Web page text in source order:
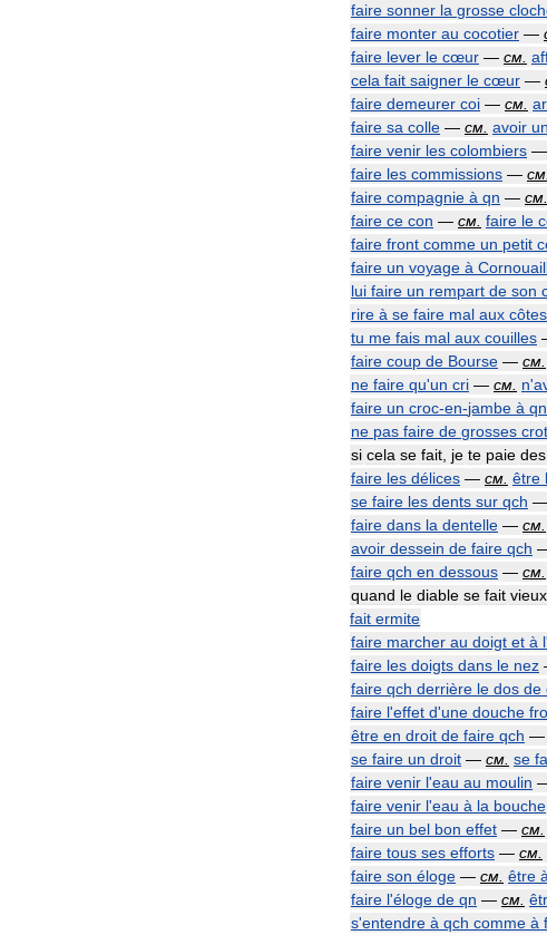
faire sonner la grosse
faire monter au cocotier —
faire lever le cœur — см
cela fait saigner le cœur —
faire demeurer coi — см
faire sa colle — см avoir
faire venir les colombiers —
faire les commissions — см
faire compagnie à qn — см
faire ce con — см faire le
faire front comme un petit
faire un voyage à
lui faire un rempart de son
rire à se faire mal aux côtes
tu me fais mal aux couilles
faire coup de Bourse — см
ne faire qu'un cri — см n'
faire un croc-en-jambe à qn
ne pas faire de grosses
si cela se fait je te paie des
faire les délices — см être
se faire les dents sur qch —
faire dans la dentelle — см
avoir dessein de faire qch
faire qch en dessous — см
quand le diable se fait vieux
fait ermite
faire marcher au doigt et à l'
faire les doigts dans le nez
faire qch derrière le dos de
faire l'effet d'une douche
être en droit de faire qch —
se faire un droit — см se
faire venir l'eau au moulin
faire venir l'eau à la bouche
faire un bel bon effet — см
faire tous ses efforts — см
faire son éloge — см être à
faire l'éloge de qn — см
s'entendre à qch comme à